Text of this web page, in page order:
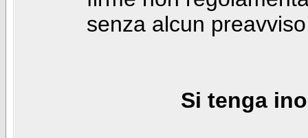
senza alcun
Si tenga